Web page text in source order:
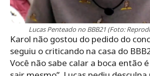
Lucas Penteado no BBB21 (Foto:
Karol não gostou do pedido do
seguiu o criticando na casa do
Você não sabe calar a boca então